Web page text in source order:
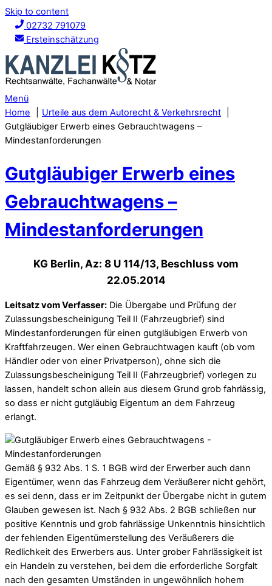
Skip to content
02732 791079
Ersteinschätzung
Menü
Home
Urteile aus dem Autorecht & Verkehrsrecht
Gutgläubiger Erwerb eines Gebrauchtwagens –
Mindestanforderungen
Gutgläubiger Erwerb eines
Gebrauchtwagens –
Mindestanforderungen
KG Berlin, Az: 8 U 114/13, Beschluss vom
22.05.2014
Leitsatz vom Verfasser: Die Übergabe und Prüfung der
Zulassungsbescheinigung Teil II (Fahrzeugbrief) sind
Mindestanforderungen für einen gutgläubigen Erwerb von
Kraftfahrzeugen. Wer einen Gebrauchtwagen kauft (ob vom
Händler oder von einer Privatperson), ohne sich die
Zulassungsbescheinigung Teil II (Fahrzeugbrief) vorlegen zu
lassen, handelt schon allein aus diesem Grund grob fahrlässig,
so dass er nicht gutgläubig Eigentum an dem Fahrzeug
erlangt.
Gemäß § 932 Abs. 1 S. 1 BGB wird der Erwerber auch dann
Eigentümer, wenn das Fahrzeug dem Veräußerer nicht gehört,
es sei denn, dass er im Zeitpunkt der Übergabe nicht in gutem
Glauben gewesen ist. Nach § 932 Abs. 2 BGB schließen nur
positive Kenntnis und grob fahrlässige Unkenntnis hinsichtlich
der fehlenden Eigentümerstellung des Veräußerers die
Redlichkeit des Erwerbers aus. Unter grober Fahrlässigkeit ist
ein Handeln zu verstehen, bei dem die erforderliche Sorgfalt
nach den gesamten Umständen in ungewöhnlich hohem